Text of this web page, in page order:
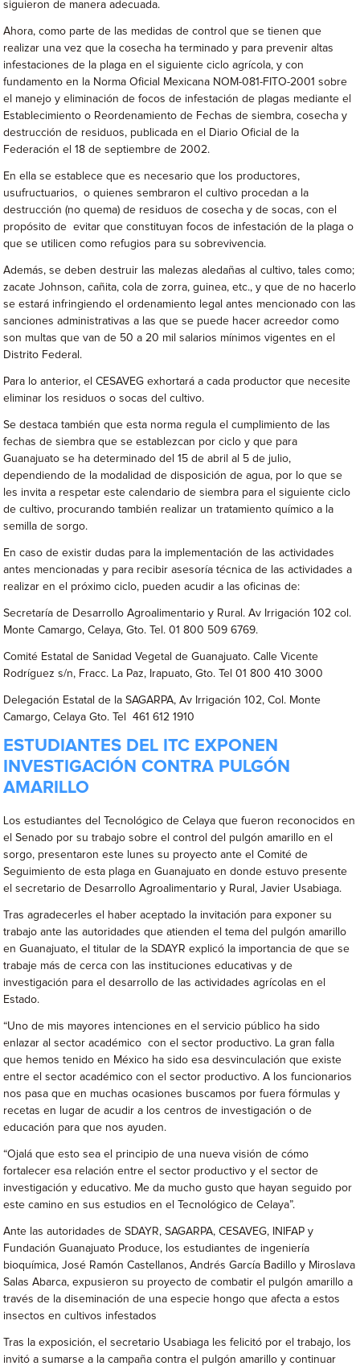
siguieron de manera adecuada.
Ahora, como parte de las medidas de control que se tienen que
realizar una vez que la cosecha ha terminado y para prevenir altas
infestaciones de la plaga en el siguiente ciclo agrícola, y con
fundamento en la Norma Oficial Mexicana NOM-081-FITO-2001 sobre
el manejo y eliminación de focos de infestación de plagas mediante el
Establecimiento o Reordenamiento de Fechas de siembra, cosecha y
destrucción de residuos, publicada en el Diario Oficial de la
Federación el 18 de septiembre de 2002.
En ella se establece que es necesario que los productores,
usufructuarios, o quienes sembraron el cultivo procedan a la
destrucción (no quema) de residuos de cosecha y de socas, con el
propósito de evitar que constituyan focos de infestación de la plaga o
que se utilicen como refugios para su sobrevivencia.
Además, se deben destruir las malezas aledañas al cultivo, tales como;
zacate Johnson, cañita, cola de zorra, guinea, etc., y que de no hacerlo
se estará infringiendo el ordenamiento legal antes mencionado con las
sanciones administrativas a las que se puede hacer acreedor como
son multas que van de 50 a 20 mil salarios mínimos vigentes en el
Distrito Federal.
Para lo anterior, el CESAVEG exhortará a cada productor que necesite
eliminar los residuos o socas del cultivo.
Se destaca también que esta norma regula el cumplimiento de las
fechas de siembra que se establezcan por ciclo y que para
Guanajuato se ha determinado del 15 de abril al 5 de julio,
dependiendo de la modalidad de disposición de agua, por lo que se
les invita a respetar este calendario de siembra para el siguiente ciclo
de cultivo, procurando también realizar un tratamiento químico a la
semilla de sorgo.
En caso de existir dudas para la implementación de las actividades
antes mencionadas y para recibir asesoría técnica de las actividades a
realizar en el próximo ciclo, pueden acudir a las oficinas de:
Secretaría de Desarrollo Agroalimentario y Rural. Av Irrigación 102 col.
Monte Camargo, Celaya, Gto. Tel. 01 800 509 6769.
Comité Estatal de Sanidad Vegetal de Guanajuato. Calle Vicente
Rodríguez s/n, Fracc. La Paz, Irapuato, Gto. Tel 01 800 410 3000
Delegación Estatal de la SAGARPA, Av Irrigación 102, Col. Monte
Camargo, Celaya Gto. Tel 461 612 1910
ESTUDIANTES DEL ITC EXPONEN
INVESTIGACIÓN CONTRA PULGÓN
AMARILLO
Los estudiantes del Tecnológico de Celaya que fueron reconocidos en
el Senado por su trabajo sobre el control del pulgón amarillo en el
sorgo, presentaron este lunes su proyecto ante el Comité de
Seguimiento de esta plaga en Guanajuato en donde estuvo presente
el secretario de Desarrollo Agroalimentario y Rural, Javier Usabiaga.
Tras agradecerles el haber aceptado la invitación para exponer su
trabajo ante las autoridades que atienden el tema del pulgón amarillo
en Guanajuato, el titular de la SDAYR explicó la importancia de que se
trabaje más de cerca con las instituciones educativas y de
investigación para el desarrollo de las actividades agrícolas en el
Estado.
“Uno de mis mayores intenciones en el servicio público ha sido
enlazar al sector académico con el sector productivo. La gran falla
que hemos tenido en México ha sido esa desvinculación que existe
entre el sector académico con el sector productivo. A los funcionarios
nos pasa que en muchas ocasiones buscamos por fuera fórmulas y
recetas en lugar de acudir a los centros de investigación o de
educación para que nos ayuden.
“Ojalá que esto sea el principio de una nueva visión de cómo
fortalecer esa relación entre el sector productivo y el sector de
investigación y educativo. Me da mucho gusto que hayan seguido por
este camino en sus estudios en el Tecnológico de Celaya”.
Ante las autoridades de SDAYR, SAGARPA, CESAVEG, INIFAP y
Fundación Guanajuato Produce, los estudiantes de ingeniería
bioquímica, José Ramón Castellanos, Andrés García Badillo y Miroslava
Salas Abarca, expusieron su proyecto de combatir el pulgón amarillo a
través de la diseminación de una especie hongo que afecta a estos
insectos en cultivos infestados
Tras la exposición, el secretario Usabiaga les felicitó por el trabajo, los
invitó a sumarse a la campaña contra el pulgón amarillo y continuar